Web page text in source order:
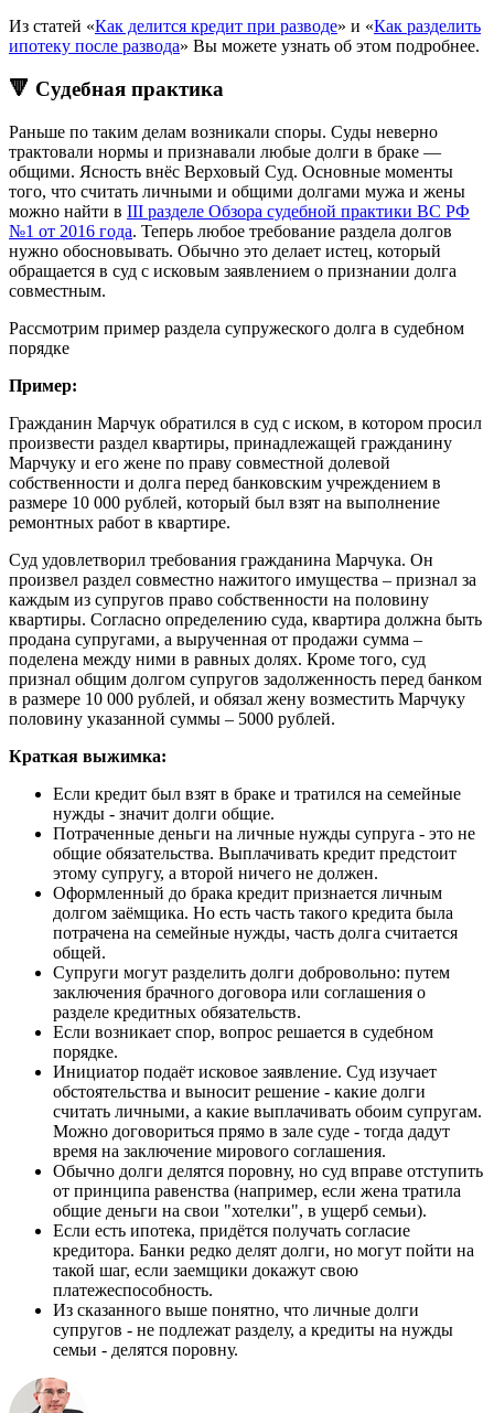
Из статей «Как делится кредит при разводе» и «Как разделить
ипотеку после развода» Вы можете узнать об этом подробнее.
🔻 Судебная практика
Раньше по таким делам возникали споры. Суды неверно
трактовали нормы и признавали любые долги в браке —
общими. Ясность внёс Верховый Суд. Основные моменты
того, что считать личными и общими долгами мужа и жены
можно найти в III разделе Обзора судебной практики ВС РФ
№1 от 2016 года. Теперь любое требование раздела долгов
нужно обосновывать. Обычно это делает истец, который
обращается в суд с исковым заявлением о признании долга
совместным.
Рассмотрим пример раздела супружеского долга в судебном
порядке
Пример:
Гражданин Марчук обратился в суд с иском, в котором просил
произвести раздел квартиры, принадлежащей гражданину
Марчуку и его жене по праву совместной долевой
собственности и долга перед банковским учреждением в
размере 10 000 рублей, который был взят на выполнение
ремонтных работ в квартире.
Суд удовлетворил требования гражданина Марчука. Он
произвел раздел совместно нажитого имущества – признал за
каждым из супругов право собственности на половину
квартиры. Согласно определению суда, квартира должна быть
продана супругами, а вырученная от продажи сумма –
поделена между ними в равных долях. Кроме того, суд
признал общим долгом супругов задолженность перед банком
в размере 10 000 рублей, и обязал жену возместить Марчуку
половину указанной суммы – 5000 рублей.
Краткая выжимка:
Если кредит был взят в браке и тратился на семейные
нужды - значит долги общие.
Потраченные деньги на личные нужды супруга - это не
общие обязательства. Выплачивать кредит предстоит
этому супругу, а второй ничего не должен.
Оформленный до брака кредит признается личным
долгом заёмщика. Но есть часть такого кредита была
потрачена на семейные нужды, часть долга считается
общей.
Супруги могут разделить долги добровольно: путем
заключения брачного договора или соглашения о
разделе кредитных обязательств.
Если возникает спор, вопрос решается в судебном
порядке.
Инициатор подаёт исковое заявление. Суд изучает
обстоятельства и выносит решение - какие долги
считать личными, а какие выплачивать обоим супругам.
Можно договориться прямо в зале суде - тогда дадут
время на заключение мирового соглашения.
Обычно долги делятся поровну, но суд вправе отступить
от принципа равенства (например, если жена тратила
общие деньги на свои "хотелки", в ущерб семьи).
Если есть ипотека, придётся получать согласие
кредитора. Банки редко делят долги, но могут пойти на
такой шаг, если заемщики докажут свою
платежеспособность.
Из сказанного выше понятно, что личные долги
супругов - не подлежат разделу, а кредиты на нужды
семьи - делятся поровну.